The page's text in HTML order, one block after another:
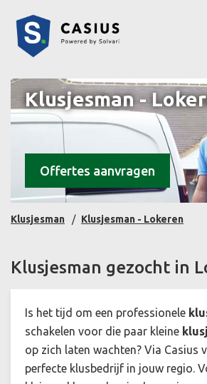
Klusjesman -
Offertes aanvragen
Klusjesman Klusjesman - Lokeren
Klusjesman gezocht in
Is het tijd om een professionele
schakelen voor die paar kleine
op zich laten wachten? Via Casius
perfecte klusbedrijf in jouw regio.